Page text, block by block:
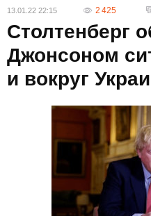
13.01.22 22:15 2 425
Столтенберг
Джонсоном
и вокруг